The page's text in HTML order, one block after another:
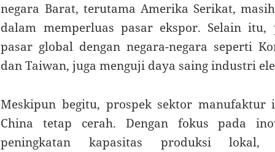
negara Barat, terutama Amerika Serikat,
dalam memperluas pasar ekspor. Selain itu,
pasar global dengan negara-negara seperti
dan Taiwan, juga menguji daya saing industri
Meskipun begitu, prospek sektor manufaktur
China tetap cerah. Dengan fokus pada
peningkatan kapasitas produksi lokal,